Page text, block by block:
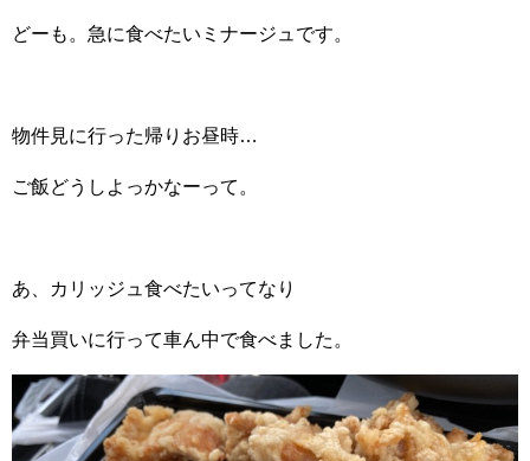
どーも。急に食べたいミナージュです。
物件見に行った帰りお昼時…
ご飯どうしよっかなーって。
あ、カリッジュ食べたいってなり
弁当買いに行って車ん中で食べました。